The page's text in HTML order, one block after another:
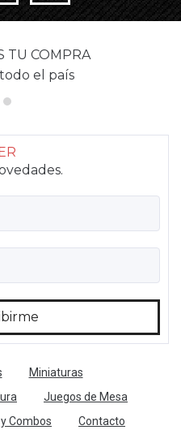
TU COMPRA
el país
Miniaturas
Juegos de Mesa
Combos Contacto